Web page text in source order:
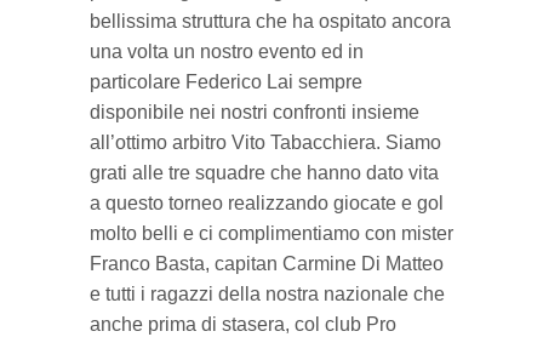
bellissima struttura che ha ospitato ancora
una volta un nostro evento ed in
particolare Federico Lai sempre
disponibile nei nostri confronti insieme
all’ottimo arbitro Vito Tabacchiera. Siamo
grati alle tre squadre che hanno dato vita
a questo torneo realizzando giocate e gol
molto belli e ci complimentiamo con mister
Franco Basta, capitan Carmine Di Matteo
e tutti i ragazzi della nostra nazionale che
anche prima di stasera, col club Pro